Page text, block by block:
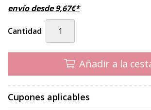
envío desde9,67€*
Cantidad
Añadir a la
Cupones aplicables